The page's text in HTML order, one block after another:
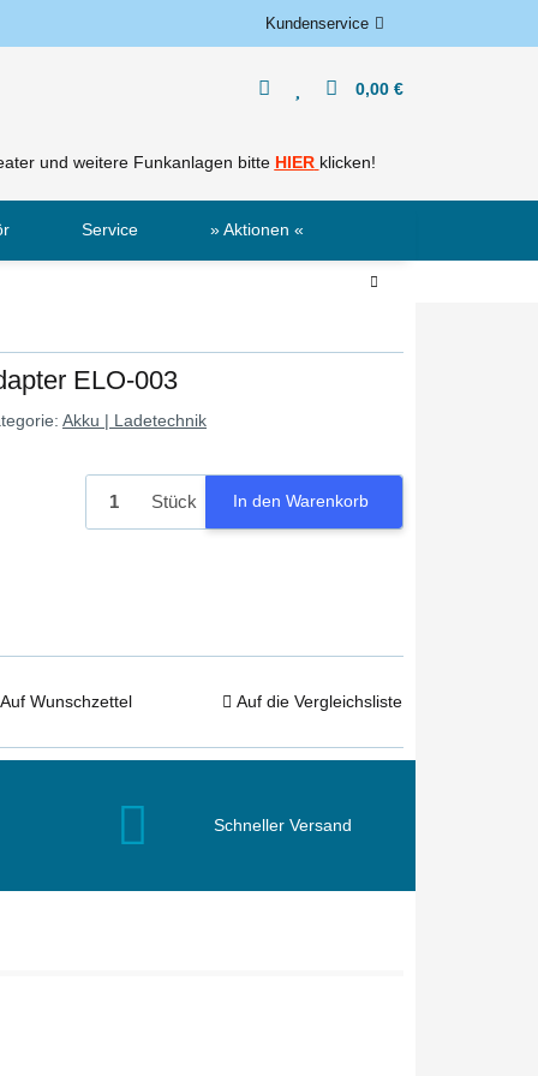
Kundenservice
0,00 €
und weitere Funkanlagen bitte HIER klicken!
Service » Aktionen «
Neu
ELO-003
Akku | Ladetechnik
Stück In den Warenkorb
Auf Wunschzettel Auf die Vergleichsliste
Schneller Versand